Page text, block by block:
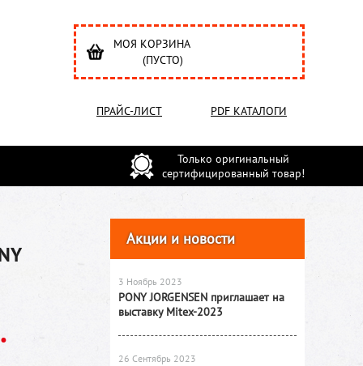
МОЯ КОРЗИНА
(ПУСТО)
ПРАЙС-ЛИСТ PDF КАТАЛОГИ
Только оригинальный
сертифицированный товар!
Акции и новости
3 Ноябрь 2023
PONY JORGENSEN приглашает на
выставку Mitex-2023
26 Сентябрь 2023